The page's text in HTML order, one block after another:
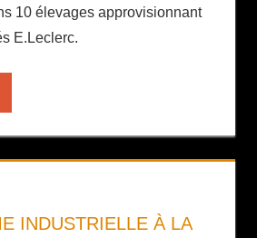
10 élevages approvisionnant
E.Leclerc.
INDUSTRIELLE À LA